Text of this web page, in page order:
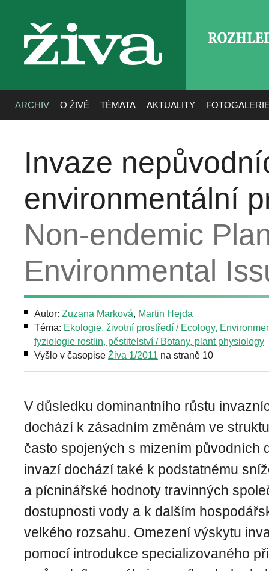
živa
ARCHIV O ŽIVĚ TÉMATA AKTUALITY
Invaze
environmentální
Non-endemic
Environmental
Autor: Zuzana Marková, Martin Hejda
Téma: Ekologie, životní prostředí / Ecology,
fyziologie rostlin, pěstitelství / Botany, plant physiology
Vyšlo v časopise Živa 1/2011 na straně 10
V důsledku dominantního růstu
dochází k zásadním změnám ve
často spojených s mizením původních
invazí dochází také k podstatnému
a pícninářské hodnoty travinných
dostupnosti vody a k dalším
velkého rozsahu. Omezení výskytu
pomocí introdukce specializovaného